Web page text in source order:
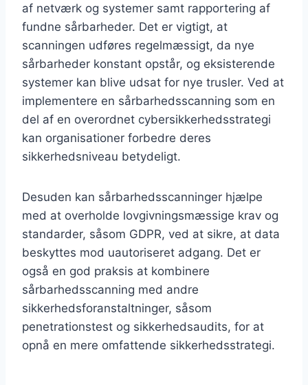
af netværk og systemer samt rapportering af
fundne sårbarheder. Det er vigtigt, at
scanningen udføres regelmæssigt, da nye
sårbarheder konstant opstår, og eksisterende
systemer kan blive udsat for nye trusler. Ved at
implementere en sårbarhedsscanning som en
del af en overordnet cybersikkerhedsstrategi
kan organisationer forbedre deres
sikkerhedsniveau betydeligt.
Desuden kan sårbarhedsscanninger hjælpe
med at overholde lovgivningsmæssige krav og
standarder, såsom GDPR, ved at sikre, at data
beskyttes mod uautoriseret adgang. Det er
også en god praksis at kombinere
sårbarhedsscanning med andre
sikkerhedsforanstaltninger, såsom
penetrationstest og sikkerhedsaudits, for at
opnå en mere omfattende sikkerhedsstrategi.